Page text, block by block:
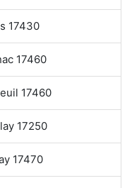
17430
17460
17460
17250
17470